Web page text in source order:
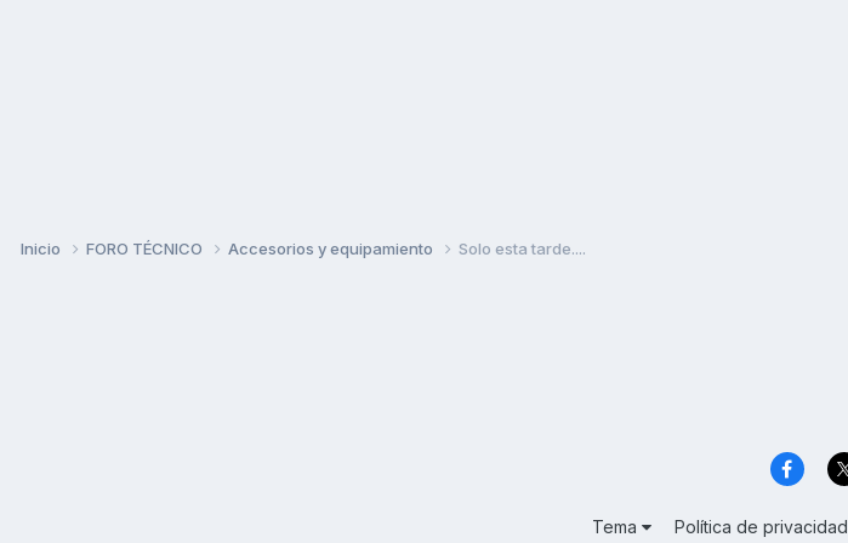
Inicio FORO TÉCNICO Accesorios y equipamiento Solo esta tarde....
Tema Política de privacidad